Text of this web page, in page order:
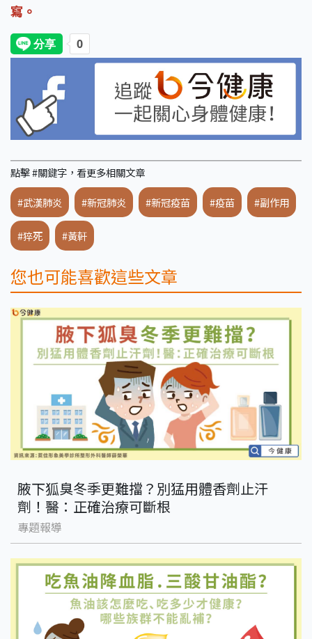
寫。
點擊 #關鍵字，看更多相關文章
#武漢肺炎 #新冠肺炎 #新冠疫苗 #疫苗 #副作用
#猝死 #黃軒
您也可能喜歡這些文章
腋下狐臭冬季更難擋？別猛用體香劑止汗
劑！醫：正確治療可斷根
專題報導